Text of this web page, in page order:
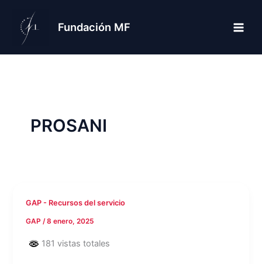
contenido
Fundación MF
PROSANI
GAP - Recursos del servicio
GAP /8 enero, 2025
181 vistas totales